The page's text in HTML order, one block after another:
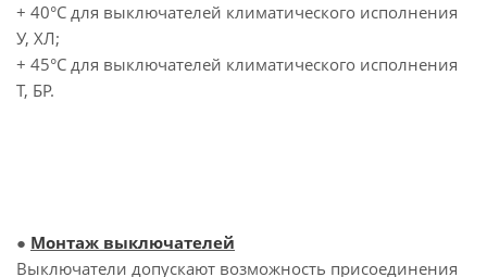
+ 40°С для выключателей климатического исполнения
У, ХЛ;
+ 45°С для выключателей климатического исполнения
Т, БР.
● Монтаж выключателей
Выключатели допускают возможность присоединения